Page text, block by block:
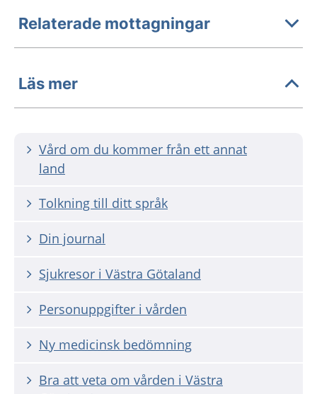
Relaterade mottagningar
Läs mer
Vård om du kommer från ett annat
land
Tolkning till ditt språk
Din journal
Sjukresor i Västra Götaland
Personuppgifter i vården
Ny medicinsk bedömning
Bra att veta om vården i Västra